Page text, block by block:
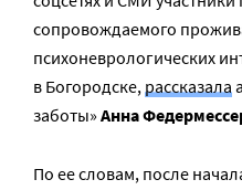
сопровождаемого
психоневрологических
в Богородске,рассказала
заботы» Анна
По ее словам, после